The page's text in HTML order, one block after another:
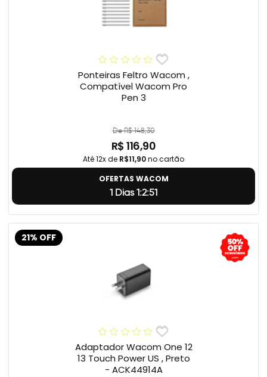
Ponteiras Feltro Wacom ,
Compatível Wacom Pro
Pen 3
De R$ 148,30
R$ 116,90
Até 12x de R$11,90no cartão
OFERTAS WACOM
1 Dias 1:2:50
21% OFF
Adaptador Wacom One 12
13 Touch Power US , Preto
- ACK44914A